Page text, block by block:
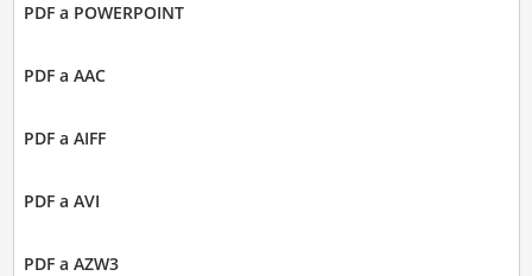
PDF a POWERPOINT
PDF a AAC
PDF a AIFF
PDF a AVI
PDF a AZW3